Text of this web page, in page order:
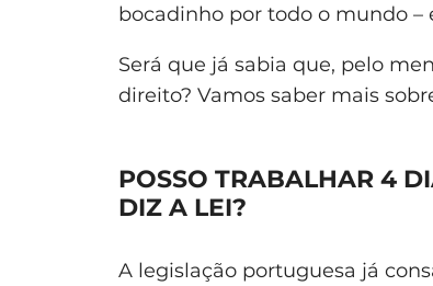
bocadinho por todo o mundo –
Será que já sabia que, pelo
direito? Vamos saber mais
POSSO TRABALHAR 4
DIZ A LEI?
A legislação portuguesa já